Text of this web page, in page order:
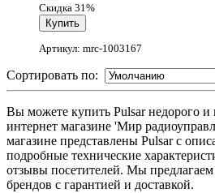
Скидка 31%
Артикул: mrc-1003167
Сортировать по:
Вы можете купить Pulsar недорого
интернет магазине 'Мир
магазине представлены Pulsar с
подробные технические
отзывы посетителей. Мы
брендов с гарантией и доставкой.